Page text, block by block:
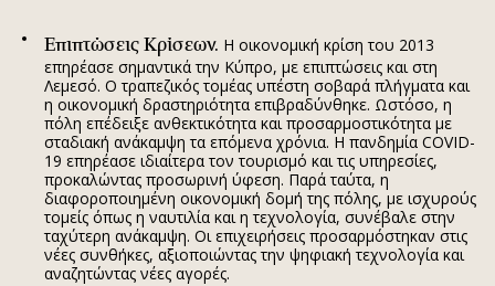
Επιπτώσεις Κρίσεων. Η οικονομική κρίση του 2013
επηρέασε σημαντικά την Κύπρο, με επιπτώσεις και στη
Λεμεσό. Ο τραπεζικός τομέας υπέστη σοβαρά πλήγματα και
η οικονομική δραστηριότητα επιβραδύνθηκε. Ωστόσο, η
πόλη επέδειξε ανθεκτικότητα και προσαρμοστικότητα με
σταδιακή ανάκαμψη τα επόμενα χρόνια. Η πανδημία COVID-
19 επηρέασε ιδιαίτερα τον τουρισμό και τις υπηρεσίες,
προκαλώντας προσωρινή ύφεση. Παρά ταύτα, η
διαφοροποιημένη οικονομική δομή της πόλης, με ισχυρούς
τομείς όπως η ναυτιλία και η τεχνολογία, συνέβαλε στην
ταχύτερη ανάκαμψη. Οι επιχειρήσεις προσαρμόστηκαν στις
νέες συνθήκες, αξιοποιώντας την ψηφιακή τεχνολογία και
αναζητώντας νέες αγορές.